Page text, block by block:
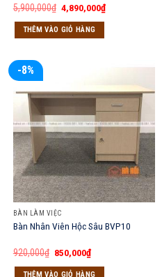
5,900,000₫ Giá
gốc
là:
5,900,000₫.
4,890,000₫Giá
hiện
THÊM VÀO GIỎ HÀNG
-8%
BÀN LÀM VIỆC
Bàn Nhân Viên Hộc Sâu BVP10
920,000₫ Giá
là:
850,000₫Giá
hiện
tại
THÊM VÀO GIỎ HÀNG